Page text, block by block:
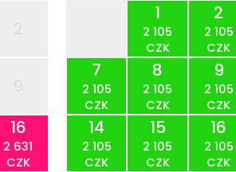
16
2 631
CZK
1
2 105
CZK
2
2 105
CZK
7
2 105
CZK
8
2 105
CZK
9
2 105
CZK
14
2 105
CZK
15
2 105
CZK
16
2 105
CZK